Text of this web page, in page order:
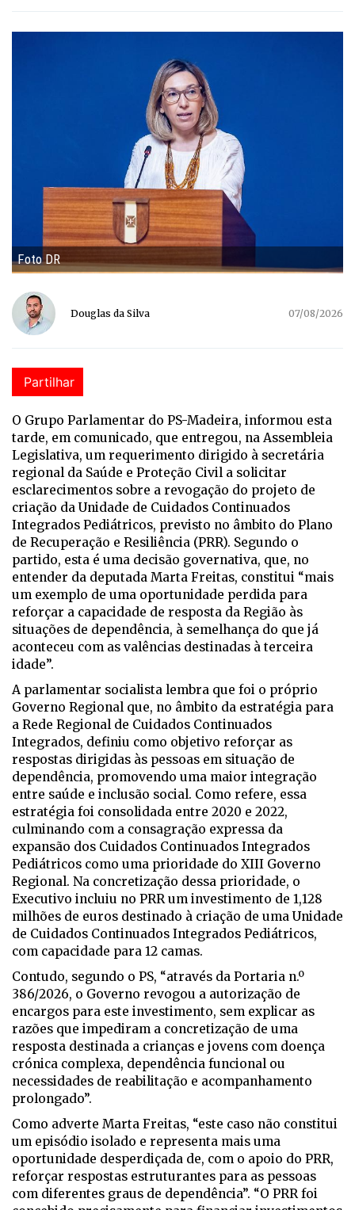
Foto DR
Douglas da Silva 07/08/2026
Partilhar
O Grupo Parlamentar do PS-Madeira, informou esta
tarde, em comunicado, que entregou, na Assembleia
Legislativa, um requerimento dirigido à secretária
regional da Saúde e Proteção Civil a solicitar
esclarecimentos sobre a revogação do projeto de
criação da Unidade de Cuidados Continuados
Integrados Pediátricos, previsto no âmbito do Plano
de Recuperação e Resiliência (PRR). Segundo o
partido, esta é uma decisão governativa, que, no
entender da deputada Marta Freitas, constitui “mais
um exemplo de uma oportunidade perdida para
reforçar a capacidade de resposta da Região às
situações de dependência, à semelhança do que já
aconteceu com as valências destinadas à terceira
idade”.
A parlamentar socialista lembra que foi o próprio
Governo Regional que, no âmbito da estratégia para
a Rede Regional de Cuidados Continuados
Integrados, definiu como objetivo reforçar as
respostas dirigidas às pessoas em situação de
dependência, promovendo uma maior integração
entre saúde e inclusão social. Como refere, essa
estratégia foi consolidada entre 2020 e 2022,
culminando com a consagração expressa da
expansão dos Cuidados Continuados Integrados
Pediátricos como uma prioridade do XIII Governo
Regional. Na concretização dessa prioridade, o
Executivo incluiu no PRR um investimento de 1,128
milhões de euros destinado à criação de uma Unidade
de Cuidados Continuados Integrados Pediátricos,
com capacidade para 12 camas.
Contudo, segundo o PS, “através da Portaria n.º
386/2026, o Governo revogou a autorização de
encargos para este investimento, sem explicar as
razões que impediram a concretização de uma
resposta destinada a crianças e jovens com doença
crónica complexa, dependência funcional ou
necessidades de reabilitação e acompanhamento
prolongado”.
Como adverte Marta Freitas, “este caso não constitui
um episódio isolado e representa mais uma
oportunidade desperdiçada de, com o apoio do PRR,
reforçar respostas estruturantes para as pessoas
com diferentes graus de dependência”. “O PRR foi